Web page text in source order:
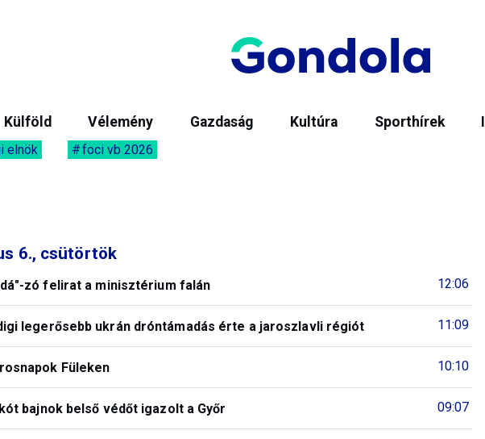
Külföld Vélemény Gazdaság Kultúra Sporthírek
elnök foci vb 2026
6., csütörtök
12:06
zó felirat a minisztérium falán
11:09
legerősebb ukrán dróntámadás érte a jaroszlavli régiót
10:10
Füleken
09:07
bajnok belső védőt igazolt a Győr